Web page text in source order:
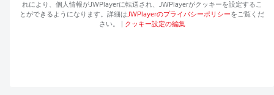
れにより、個人情報がJWPlayerに転送され、 JWPlayerがクッキーを設定するこ
とができるようになります。詳細はJWPlayerのプライバシーポリシーをご覧くだ
さい。
クッキー設定の編集